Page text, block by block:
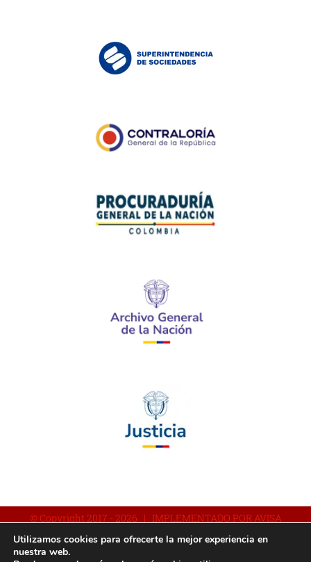
© Copyright 2017 - 2026 | IMPLEMENTADO POR AVISA
Utilizamos cookies para ofrecerte la mejor experiencia en
nuestra web.